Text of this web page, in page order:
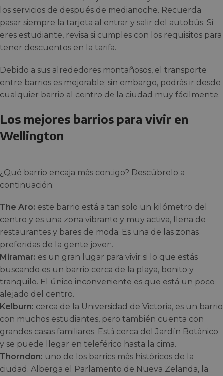
los servicios de después de medianoche. Recuerda
pasar siempre la tarjeta al entrar y salir del autobús. Si
eres estudiante, revisa si cumples con los requisitos para
tener descuentos en la tarifa.
Debido a sus alrededores montañosos, el transporte
entre barrios es mejorable; sin embargo, podrás ir desde
cualquier barrio al centro de la ciudad muy fácilmente.
Los mejores barrios para vivir en
Wellington
¿Qué barrio encaja más contigo? Descúbrelo a
continuación:
The Aro: este barrio está a tan solo un kilómetro del
centro y es una zona vibrante y muy activa, llena de
restaurantes y bares de moda. Es una de las zonas
preferidas de la gente joven.
Miramar: es un gran lugar para vivir si lo que estás
buscando es un barrio cerca de la playa, bonito y
tranquilo. El único inconveniente es que está un poco
alejado del centro.
Kelburn: cerca de la Universidad de Victoria, es un barrio
con muchos estudiantes, pero también cuenta con
grandes casas familiares. Está cerca del Jardín Botánico
y se puede llegar en teleférico hasta la cima.
Thorndon: uno de los barrios más históricos de la
ciudad. Alberga el Parlamento de Nueva Zelanda, la